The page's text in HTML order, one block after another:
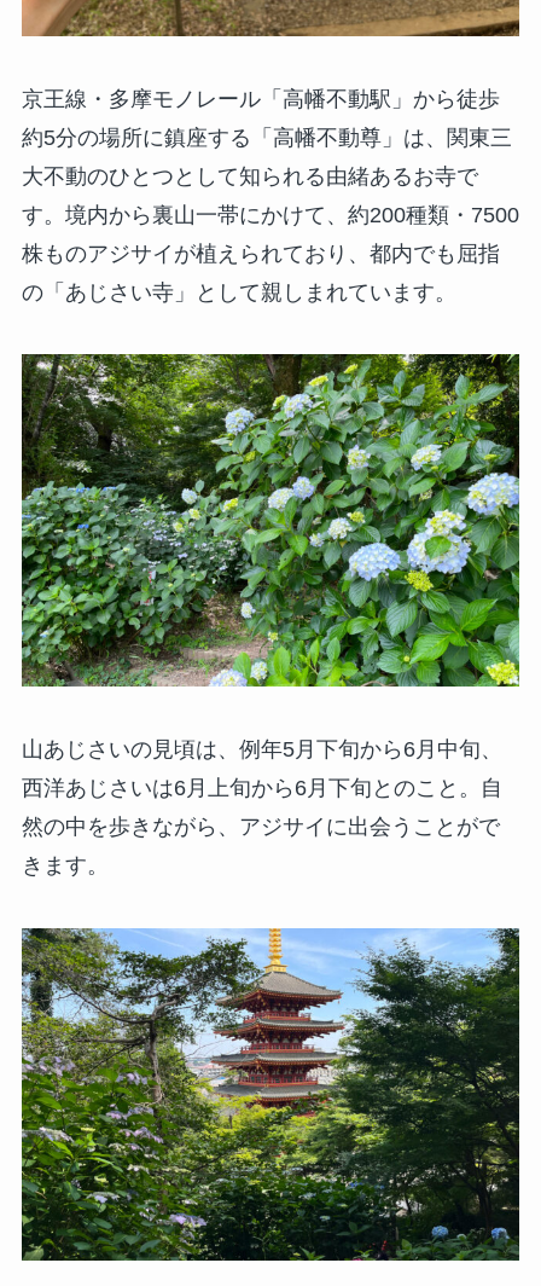
京王線・多摩モノレール「高幡不動駅」から徒歩
約5分の場所に鎮座する「高幡不動尊」は、関東三
大不動のひとつとして知られる由緒あるお寺で
す。境内から裏山一帯にかけて、約200種類・7500
株ものアジサイが植えられており、都内でも屈指
の「あじさい寺」として親しまれています。
山あじさいの見頃は、例年5月下旬から6月中旬、
西洋あじさいは6月上旬から6月下旬とのこと。自
然の中を歩きながら、アジサイに出会うことがで
きます。